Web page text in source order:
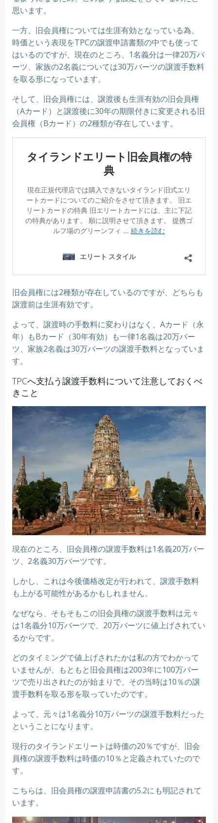
思います。
一方、旧会員権については生涯有効となっている為、
時価という表現をTPCの譲渡申請書類の中でも使って
はいるのですが、現在のところ、1名義分は一律20万バ
ーツ、家族の2名義については30万バーツの譲渡手数料
を取る形になっています。
そして、旧会員権には、譲渡後も生涯有効の旧会員権
（Aカード）と譲渡後に30年の期限付きに変更される旧
会員権（Bカード）の2種類が存在しています。
旧会員権には2種類が存在しているのですが、どちらも
譲渡前は生涯有効です。
よって、譲渡時の手数料に変わりはなく、Aカード（永
年）もBカード（30年有効）も一律1名義は20万バー
ツ、家族2名義は30万バーツの譲渡手数料となっていま
す。
TPCへ支払う譲渡手数料について注意しておくべ
きこと
現在のところ、旧会員権の譲渡手数料は1名義20万バー
ツ、2名義30万バーツです。
しかし、これは今後価格改定が行われて、譲渡手数料
も上がる可能性があるかもしれません。
なぜなら、そもそもこの旧会員権の譲渡手数料は元々
は1名義分10万バーツで、20万バーツに値上げされてい
るからです。
どのタイミングで値上げされたかは私の方でわかって
いませんが、もともと旧会員権は2003年に100万バー
ツで売り出されたのが始まりで、その当時は10％の譲
渡手数料を取る形を取っていたのです。
よって、元々は1名義分10万バーツの譲渡手数料だった
ということになります。
現行のタイランドエリートは時価の20％ですが、旧会
員権の譲渡手数料は時価の10％と定義されていたので
す。
こちらは、旧会員権の譲渡申請書の5.2にも明記されて
います。